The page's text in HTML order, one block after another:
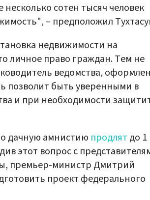
сотен тысяч человек
– предположил
недвижимости на
личное право граждан. Тем не
ведомства,
позволит быть уверенными в
и при необходимости
дачную амнистию продлят до 1
этот вопрос с
премьер-министр Дмитрий
проект федерального